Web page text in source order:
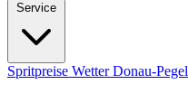
Service
Spritpreise WetterDonau-Pegel